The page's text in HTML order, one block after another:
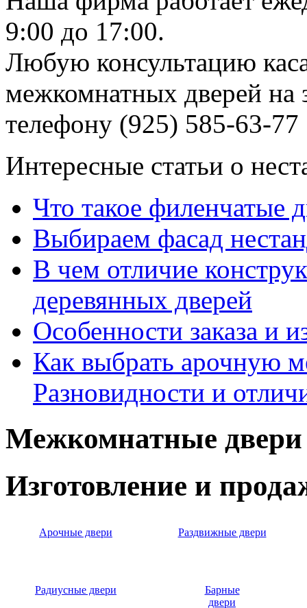
9:00 до 17:00.
Любую консультацию
межкомнатных дверей на
телефону (925) 585-63-77
Интересные статьи о
Что такое филенчатые
Выбираем фасад
В чем отличие
деревянных дверей
Особенности заказа и
Как выбрать арочную
Разновидности и
Межкомнатные двери
Изготовление и
Арочные двери Раздвижные двери
Радиусные двери
Барные
двери